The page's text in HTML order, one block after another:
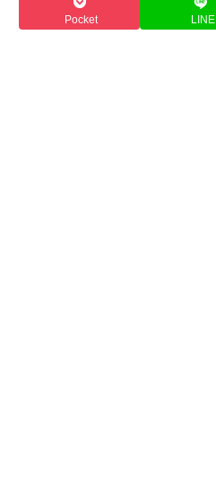
Pocket LINE